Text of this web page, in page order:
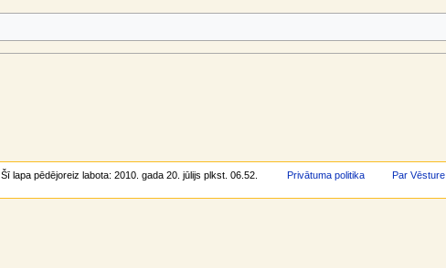
Šī lapa pēdējoreiz labota: 2010. gada 20. jūlijs plkst. 06.52. Privātuma politika Par Vēsture